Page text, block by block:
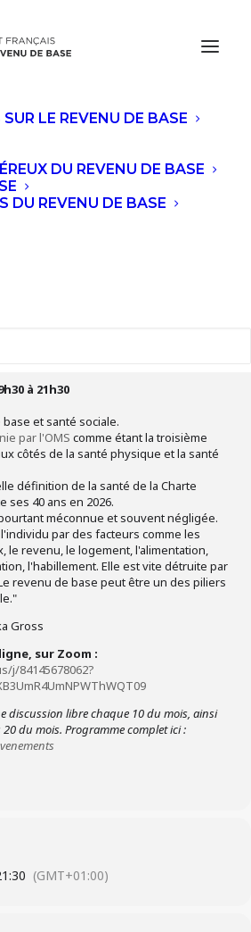
LE REVENU DE BASE
DU REVENU DE BASE
DU REVENU DE BASE
DE BASE ET
AVEC ANGELIKA
à 21h30
et santé sociale.
par l'OMS comme étant la troisième
côtés de la santé physique et la santé
définition de la santé de la Charte
ses 40 ans en 2026.
méconnue et souvent négligée.
par des facteurs comme les
le revenu, le logement, l'alimentation,
l'habillement. Elle est vite détruite par
revenu de base peut être un des piliers
Gross
sur Zoom :
j/84145678062?
discussion libre chaque 10 du mois, ainsi
du mois. Programme complet ici :
(GMT+01:00)